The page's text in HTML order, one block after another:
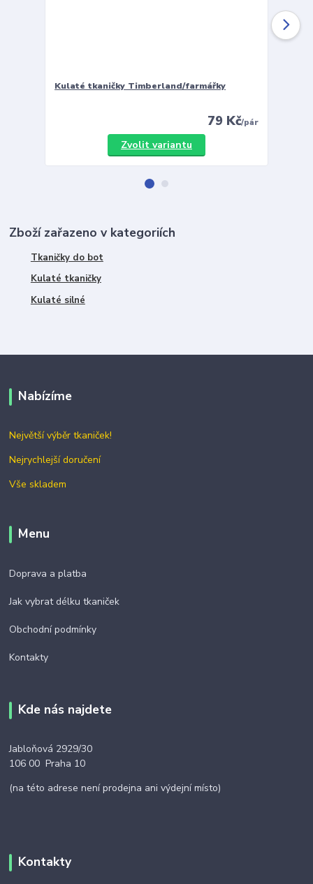
Kulaté tkaničky Timberland/farmářky
79 Kč/pár
Zvolit variantu
Zboží zařazeno v kategoriích
Tkaničky do bot
Kulaté tkaničky
Kulaté silné
Nabízíme
Největší výběr tkaniček!
Nejrychlejší doručení
Vše skladem
Menu
Doprava a platba
Jak vybrat délku tkaniček
Obchodní podmínky
Kontakty
Kde nás najdete
Jabloňová 2929/30
106 00 Praha 10
(na této adrese není prodejna ani výdejní místo)
Kontakty